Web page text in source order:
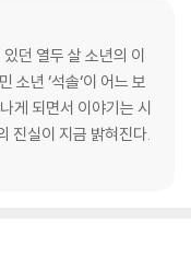
던 열두 살 소년의 이
소년 ‘석솔‘이 어느 보
게 되면서 이야기는 시
진실이 지금 밝혀진다.